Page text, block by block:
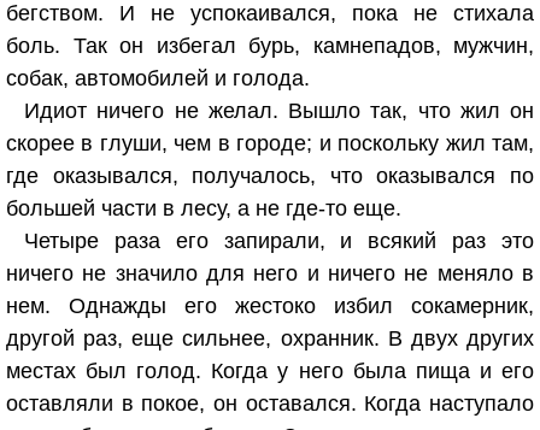
бегством. И не успокаивался, пока не стихала
боль. Так он избегал бурь, камнепадов, мужчин,
собак, автомобилей и голода.
Идиот ничего не желал. Вышло так, что жил он
скорее в глуши, чем в городе; и поскольку жил там,
где оказывался, получалось, что оказывался по
большей части в лесу, а не где-то еще.
Четыре раза его запирали, и всякий раз это
ничего не значило для него и ничего не меняло в
нем. Однажды его жестоко избил сокамерник,
другой раз, еще сильнее, охранник. В двух других
местах был голод. Когда у него была пища и его
оставляли в покое, он оставался. Когда наступало